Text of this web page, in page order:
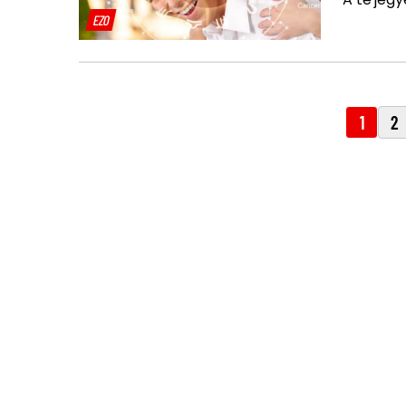
EZO
1 2